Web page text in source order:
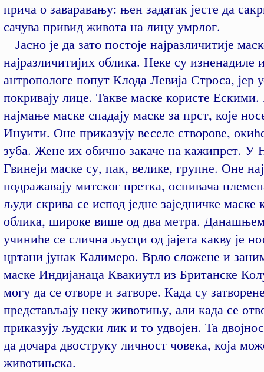
прича о заваравању: њен задатак јесте да
сачува привид живота на лицу умрлог.
Јасно је да зато постоје најразличитије
најразличитијих облика. Неке су изненадиле
антропологе попут Клода Левија Строса, јер
покривају лице. Такве маске користе
најмање маске спадају маске за прст, које
Инуити. Оне приказују веселе створове,
зуба. Жене их обично закаче на кажипрст. У
Гвинеји маске су, пак, велике, групне. Оне
подражавају митског претка, оснивача
људи скрива се испод једне заједничке маске
облика, широке више од два метра.
учиниће се слична љусци од јајета какву је
цртани јунак Калимеро. Врло сложене и
маске Индијанаца Квакиутл из Британске
могу да се отворе и затворе. Када су
представљају неку животињу, али када се
приказују људски лик и то удвојен. Та
да дочара двоструку личност човека, која
животињска.